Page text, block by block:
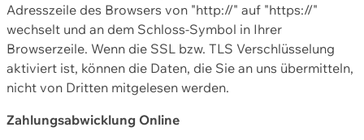
Adresszeile des Browsers von "http://" auf "https://"
wechselt und an dem Schloss-Symbol in Ihrer
Browserzeile. Wenn die SSL bzw. TLS Verschlüsselung
aktiviert ist, können die Daten, die Sie an uns übermitteln,
nicht von Dritten mitgelesen werden.
Zahlungsabwicklung Online